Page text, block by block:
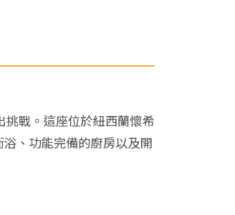
戰。這座位於紐西蘭懷希
、功能完備的廚房以及開